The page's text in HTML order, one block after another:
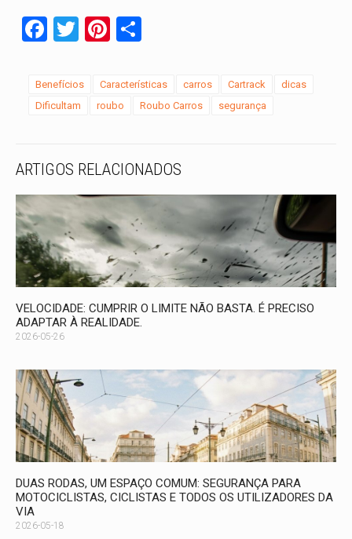
Facebook
TwitterPinterest
Benefícios Características carros Cartrack
dicas
Dificultam
roubo Roubo Carros segurança
ARTIGOS RELACIONADOS
VELOCIDADE: CUMPRIR O LIMITE NÃO BASTA. É PRECISO
ADAPTAR À REALIDADE.
2026-05-26
DUAS RODAS, UM ESPAÇO COMUM: SEGURANÇA PARA
MOTOCICLISTAS, CICLISTAS E TODOS OS UTILIZADORES DA
VIA
2026-05-18